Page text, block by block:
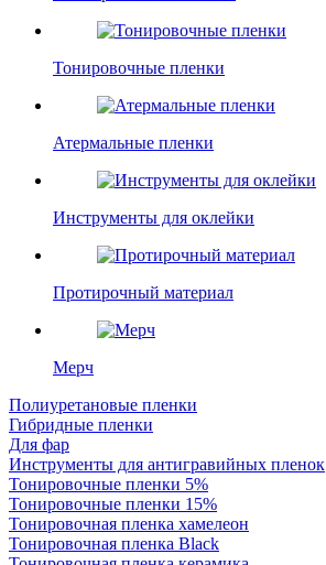
Тонировочные пленки
Атермальные пленки
Инструменты для оклейки
Протирочный материал
Мерч
Полиуретановые пленки
Гибридные пленки
Для фар
Инструменты для антигравийных пленок
Тонировочные пленки 5%
Тонировочные пленки 15%
Тонировочная пленка хамелеон
Тонировочная пленка Black